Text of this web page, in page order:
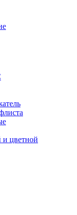
и цветной